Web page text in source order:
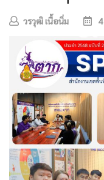
วรวุฒิ เนื้อนิ่ม